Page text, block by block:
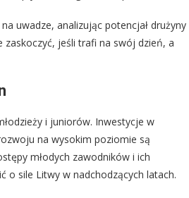
uwadze, analizując potencjał drużyny
zaskoczyć, jeśli trafi na swój dzień, a
i juniorów. Inwestycje w
na wysokim poziomie są
młodych zawodników i ich
o sile Litwy w nadchodzących latach.